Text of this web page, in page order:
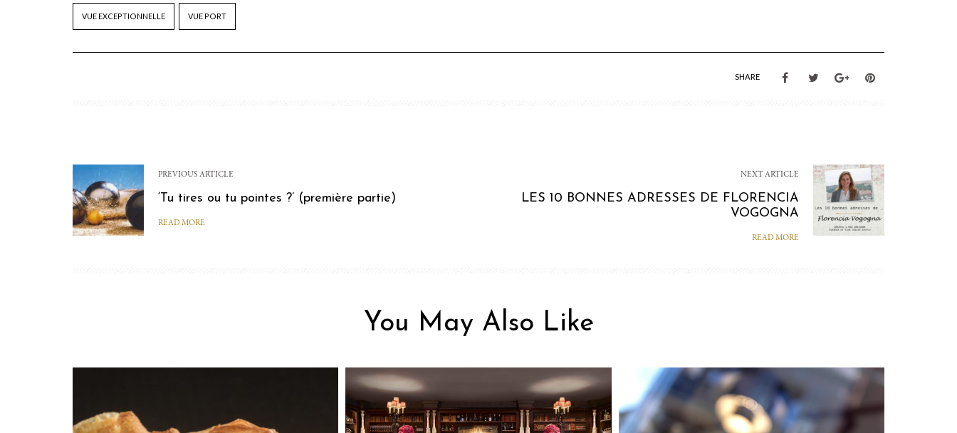
VUE EXCEPTIONNELLE VUE PORT
SHARE
PREVIOUS ARTICLE
‘Tu tires ou tu pointes ?’ (première partie)
READ MORE
NEXT ARTICLE
LES 10 BONNES ADRESSES DE FLORENCIA
VOGOGNA
READ MORE
You May Also Like